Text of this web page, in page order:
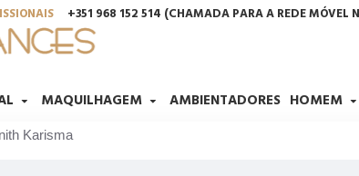
+351 968 152 514 (CHAMADA PARA A REDE MÓVEL
MAQUILHAGEM AMBIENTADORES HOMEM
Karisma